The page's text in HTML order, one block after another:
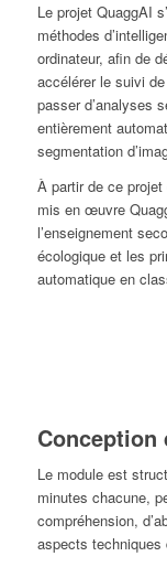
Le projet QuaggAI
méthodes
ordinateur, afin de
accélérer le suivi
passer d’analyses
entièrement
segmentation
À partir de ce
mis en œuvre
l’enseignement
écologique et les
automatique en
Conception
Le module est
minutes chacune,
compréhension,
aspects techniques